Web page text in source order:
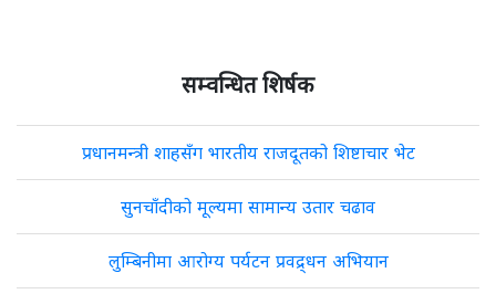
सम्वन्धित शिर्षक
प्रधानमन्त्री शाहसँग भारतीय राजदूतको शिष्टाचार भेट
सुनचाँदीको मूल्यमा सामान्य उतार चढाव
लुम्बिनीमा आरोग्य पर्यटन प्रवद्र्धन अभियान